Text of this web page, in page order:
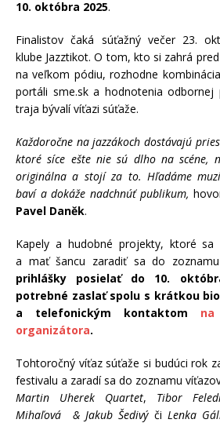
10. októbra 2025.
Finalistov čaká súťažný večer 23.
klube Jazztikot. O tom, kto si zahrá
na veľkom pódiu, rozhodne
portáli sme.sk a hodnotenia
traja bývalí víťazi súťaže.
Každoročne na jazzákoch dostávajú
ktoré síce ešte nie sú dlho na scéne,
originálna a stojí za to. Hľadáme
baví a dokáže nadchnúť publikum,
Pavel Daněk.
Kapely a hudobné projekty, ktoré sa
a mať šancu zaradiť sa do
prihlášky posielať do 10.
potrebné zaslať spolu s krátkou
a telefonickým kontaktom
organizátora.
Tohtoročný víťaz súťaže si budúci rok
festivalu a zaradí sa do zoznamu
Martin Uherek Quartet, Tibor
Mihaľová & Jakub Šedivýči Lenka